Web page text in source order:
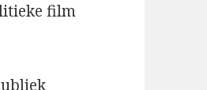
film